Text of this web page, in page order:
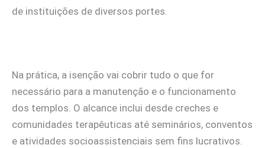
de instituições de diversos portes.
Na prática, a isenção vai cobrir tudo o que for
necessário para a manutenção e o funcionamento
dos templos. O alcance inclui desde creches e
comunidades terapêuticas até seminários, conventos
e atividades socioassistenciais sem fins lucrativos.